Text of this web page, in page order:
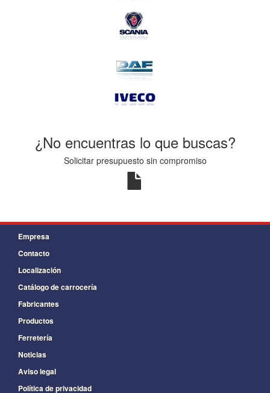
¿No encuentras lo que buscas?
Solicitar presupuesto sin compromiso
Empresa
Contacto
Localización
Catálogo de carrocería
Fabricantes
Productos
Ferretería
Noticias
Aviso legal
Política de privacidad